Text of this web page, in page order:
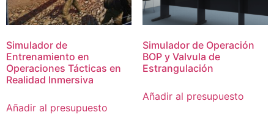
Simulador de
Entrenamiento en
Operaciones Tácticas en
Realidad Inmersiva
Añadir al presupuesto
Simulador de Operación
BOP y Valvula de
Estrangulación
Añadir al presupuesto